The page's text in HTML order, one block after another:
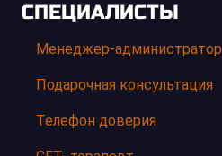
СПЕЦИАЛИСТЫ
Менеджер-администратор
Подарочная консультация
Телефон доверия